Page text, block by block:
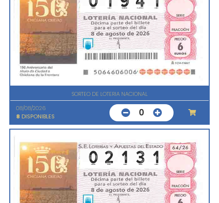
SORTEO DE LOTERIA NACIONAL
08/08/2026
8 DISPONIBLES 0